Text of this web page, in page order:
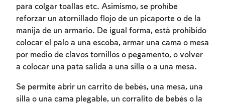
para colgar toallas etc. Asimismo, se prohíbe
reforzar un atornillado flojo de un picaporte o de la
manija de un armario. De igual forma, está prohibido
colocar el palo a una escoba, armar una cama o mesa
por medio de clavos tornillos o pegamento, o volver
a colocar una pata salida a una silla o a una mesa.
Se permite abrir un carrito de bebés, una mesa, una
silla o una cama plegable, un corralito de bebés o la